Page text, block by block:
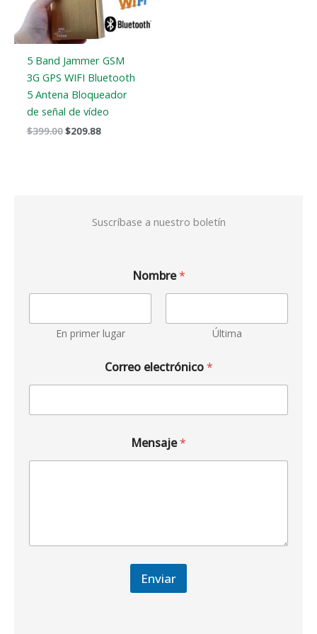
5 Band Jammer GSM
3G GPS WIFI Bluetooth
5 Antena Bloqueador
de señal de vídeo
$399.00$209.88
Suscríbase a nuestro boletín
Nombre*
En primer lugar Última
Correo electrónico*
Mensaje*
Enviar